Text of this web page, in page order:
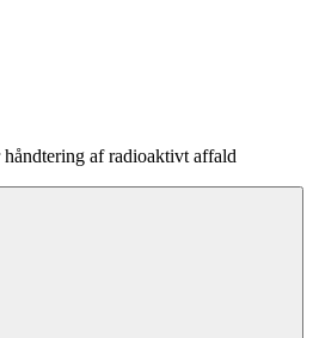
af radioaktivt affald